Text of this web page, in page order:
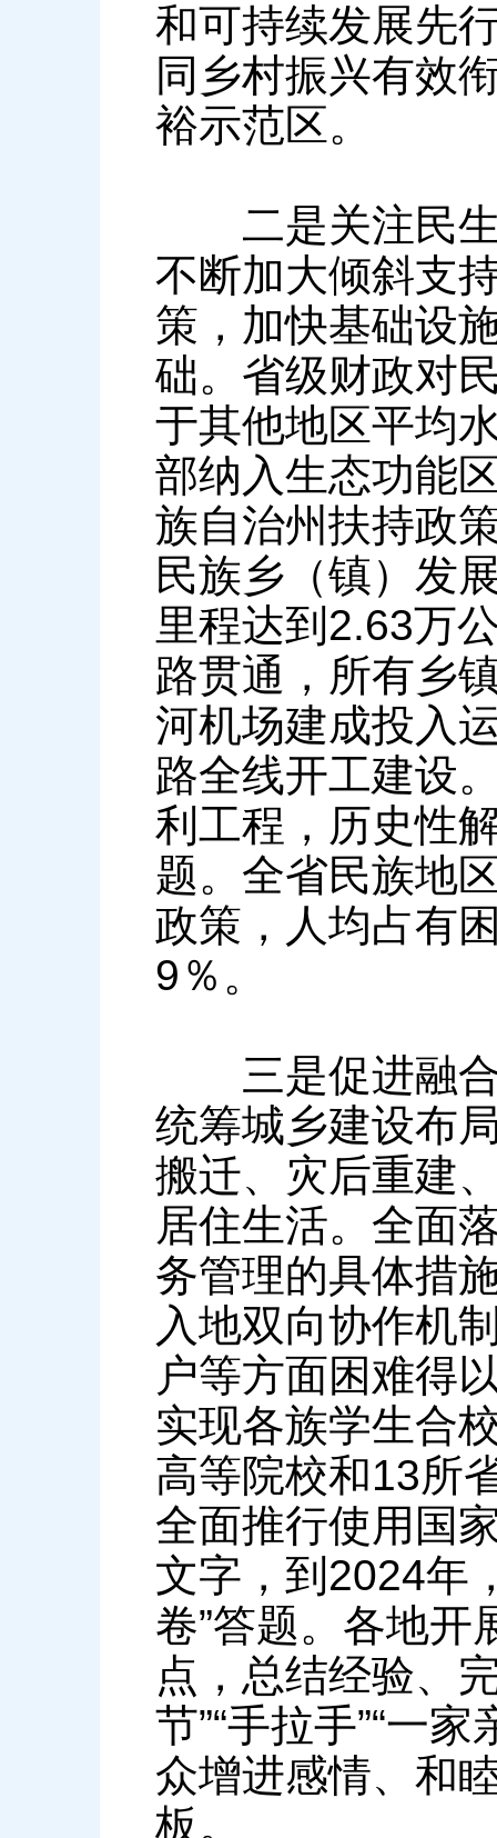
和可持续发展先
同乡村振兴有效
裕示范区。
二是关注民生
不断加大倾斜支
策，加快基础设
础。省级财政对
于其他地区平均
部纳入生态功能
族自治州扶持政
民族乡（镇）发
里程达到2.63万
路贯通，所有乡
河机场建成投入
路全线开工建设
利工程，历史性
题。全省民族地
政策，人均占有
9％。
三是促进融合
统筹城乡建设布
搬迁、灾后重建
居住生活。全面
务管理的具体措
入地双向协作机
户等方面困难得
实现各族学生合
高等院校和13所
全面推行使用国
文字，到2024年
卷”答题。各地开
点，总结经验、
节”“手拉手”“一
众增进感情、和
板。